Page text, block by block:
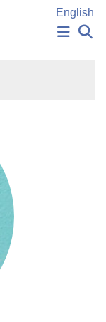
English